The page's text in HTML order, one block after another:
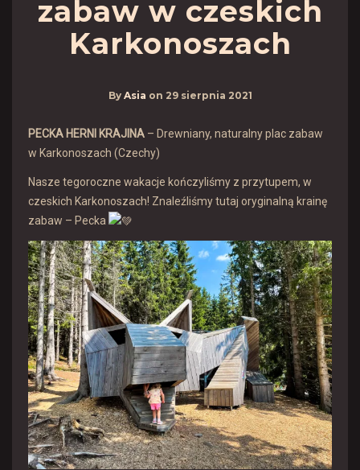
zabaw w czeskich
Karkonoszach
By Asia on 29 sierpnia 2021
PECKA HERNI KRAJINA – Drewniany, naturalny plac zabaw
w Karkonoszach (Czechy)
Nasze tegoroczne wakacje kończyliśmy z przytupem, w
czeskich Karkonoszach! Znaleźliśmy tutaj oryginalną krainę
zabaw – Pecka